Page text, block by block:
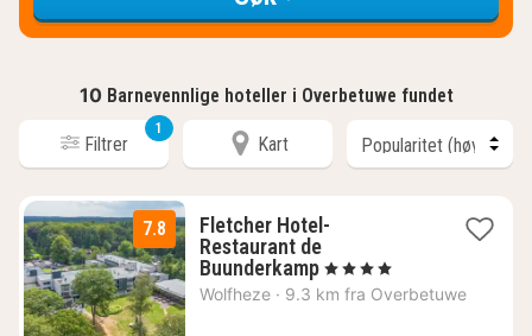
10 Barnevennlige hoteller i Overbetuwe fundet
Filtrer
1
Kart
7.8
Fletcher Hotel-
Restaurant de
Buunderkamp1
natt
, 4 Stjerner
Wolfheze · 9.3 km fra Overbetuwe